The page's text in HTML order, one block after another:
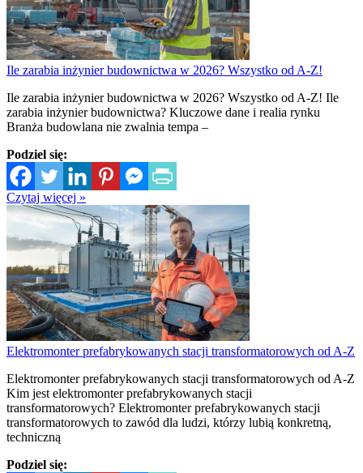
Ile zarabia inżynier budownictwa w 2026? Wszystko od A-Z!
Ile zarabia inżynier budownictwa w 2026? Wszystko od A-Z! Ile
zarabia inżynier budownictwa? Kluczowe dane i realia rynku
Branża budowlana nie zwalnia tempa –
Podziel się:
Czytaj więcej »
Elektromonter prefabrykowanych stacji transformatorowych od A-Z
Elektromonter prefabrykowanych stacji transformatorowych od A-Z
Kim jest elektromonter prefabrykowanych stacji
transformatorowych? Elektromonter prefabrykowanych stacji
transformatorowych to zawód dla ludzi, którzy lubią konkretną,
techniczną
Podziel się: